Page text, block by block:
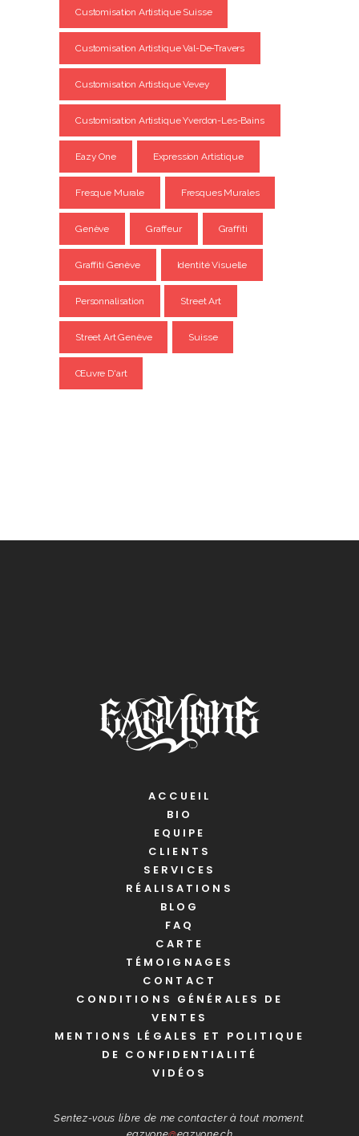
Customisation Artistique Suisse
Customisation Artistique Val-De-Travers
Customisation Artistique Vevey
Customisation Artistique Yverdon-Les-Bains
Eazy One Expression Artistique
Fresque Murale Fresques Murales
Genève Graffeur Graffiti
Graffiti Genève Identité Visuelle
Personnalisation Street Art
Street Art Genève Suisse
Œuvre D'art
ACCUEIL
BIO
EQUIPE
CLIENTS
SERVICES
RÉALISATIONS
BLOG
FAQ
CARTE
TÉMOIGNAGES
CONTACT
CONDITIONS GÉNÉRALES DE
VENTES
MENTIONS LÉGALES ET POLITIQUE
DE CONFIDENTIALITÉ
VIDÉOS
Sentez-vous libre de me contacter à tout moment.